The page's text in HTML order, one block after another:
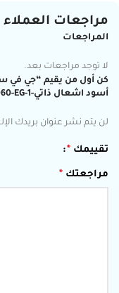
مراجعات العملاء
المراجعات
لا توجد مراجعات بعد.
أسود اشعال ذاتي-GVCO-9060-EG-1”
لن يتم نشر عنوان بريدك
تقييمك *
مراجعتك *